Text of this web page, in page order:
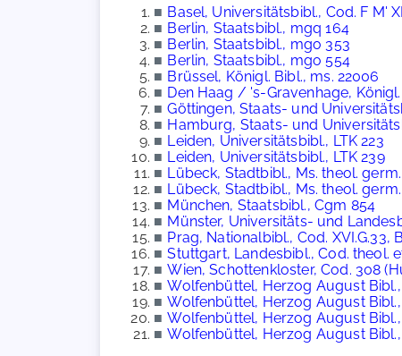
■ Basel, Universitätsbibl., Cod. F M'
■ Berlin, Staatsbibl., mgq 164
■ Berlin, Staatsbibl., mgo 353
■ Berlin, Staatsbibl., mgo 554
■ Brüssel, Königl. Bibl., ms. 22006
■ Den Haag / 's-Gravenhage, Königl.
■ Göttingen, Staats- und
■ Hamburg, Staats- und
■ Leiden, Universitätsbibl., LTK 223
■ Leiden, Universitätsbibl., LTK 239
■ Lübeck, Stadtbibl., Ms. theol. germ.
■ Lübeck, Stadtbibl., Ms. theol. germ.
■ München, Staatsbibl., Cgm 854
■ Münster, Universitäts- und
■ Prag, Nationalbibl., Cod. XVI.G.33,
■ Stuttgart, Landesbibl., Cod. theol.
■ Wien, Schottenkloster, Cod. 308
■ Wolfenbüttel, Herzog August Bibl.,
■ Wolfenbüttel, Herzog August Bibl.,
■ Wolfenbüttel, Herzog August Bibl.,
■ Wolfenbüttel, Herzog August Bibl.,